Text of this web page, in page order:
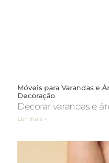
Móveis para Varandas e
Decoração
Decorar varandas e
Ler mais »